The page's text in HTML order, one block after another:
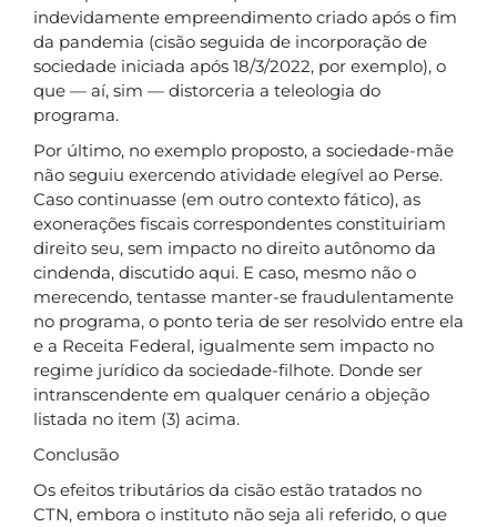
indevidamente empreendimento criado após o fim
da pandemia (cisão seguida de incorporação de
sociedade iniciada após 18/3/2022, por exemplo), o
que — aí, sim — distorceria a teleologia do
programa.
Por último, no exemplo proposto, a sociedade-mãe
não seguiu exercendo atividade elegível ao Perse.
Caso continuasse (em outro contexto fático), as
exonerações fiscais correspondentes constituiriam
direito seu, sem impacto no direito autônomo da
cindenda, discutido aqui. E caso, mesmo não o
merecendo, tentasse manter-se fraudulentamente
no programa, o ponto teria de ser resolvido entre ela
e a Receita Federal, igualmente sem impacto no
regime jurídico da sociedade-filhote. Donde ser
intranscendente em qualquer cenário a objeção
listada no item (3) acima.
Conclusão
Os efeitos tributários da cisão estão tratados no
CTN, embora o instituto não seja ali referido, o que